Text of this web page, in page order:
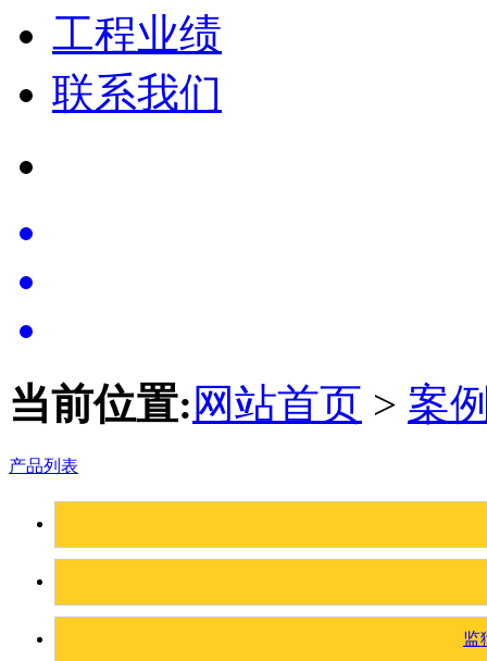
工程业绩
联系我们
当前位置: 网站首页 > 案
产品列表
监